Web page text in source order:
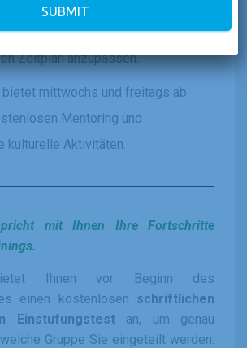
sind flexibel, um sich an Ihre
Zeitplan anzupassen.
bietet mittwochs und freitags ab
Mentoring und
kulturelle Aktivitäten.
mit Ihnen Ihre Fortschritte
bietet Ihnen vor Beginn des
einen kostenlosen schriftlichen
Einstufungstest an, um genau
Gruppe Sie eingeteilt werden.
SUBMIT